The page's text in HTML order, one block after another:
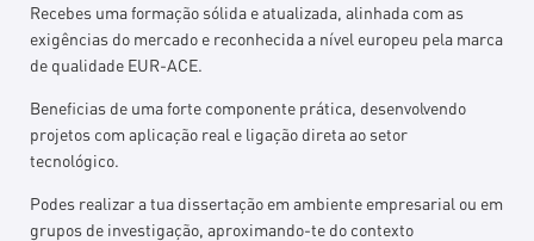
Recebes uma formação sólida e atualizada, alinhada com as
exigências do mercado e reconhecida a nível europeu pela marca
de qualidade EUR-ACE.
Beneficias de uma forte componente prática, desenvolvendo
projetos com aplicação real e ligação direta ao setor
tecnológico.
Podes realizar a tua dissertação em ambiente empresarial ou em
grupos de investigação, aproximando-te do contexto